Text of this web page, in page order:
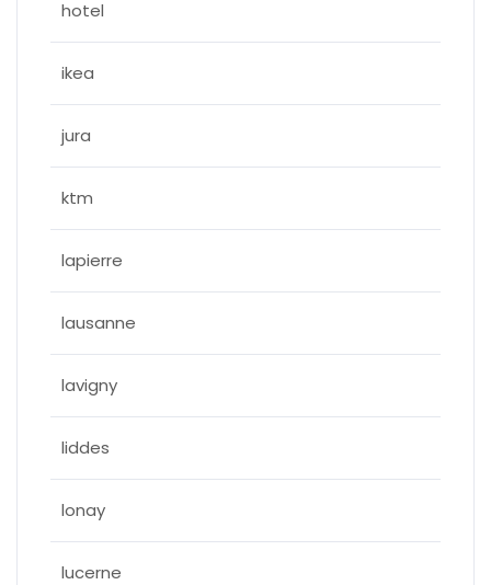
hotel
ikea
jura
ktm
lapierre
lausanne
lavigny
liddes
lonay
lucerne